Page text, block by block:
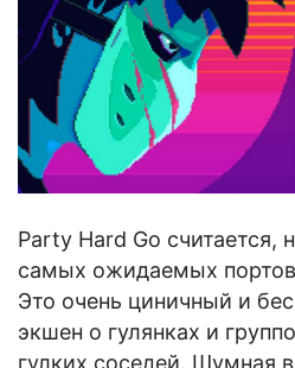
Party Hard Go считается,
самых ожидаемых
Это очень циничный и
экшен о гулянках и
гулких соседей. Шумная